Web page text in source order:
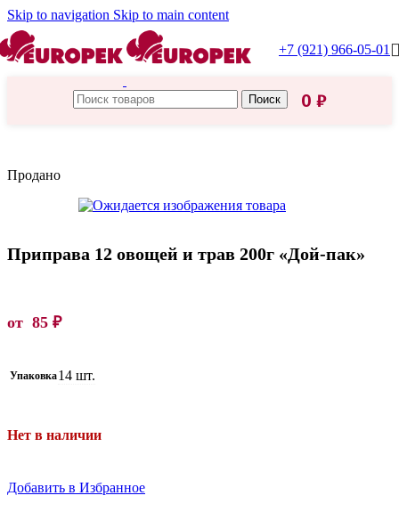
Skip to navigation Skip to main content
+7 (921) 966-05-01
Поиск 0 ₽
Продано
Приправа 12 овощей и трав 200г «Дой-пак»
от 85 ₽
Упаковка14 шт.
Нет в наличии
Добавить в Избранное